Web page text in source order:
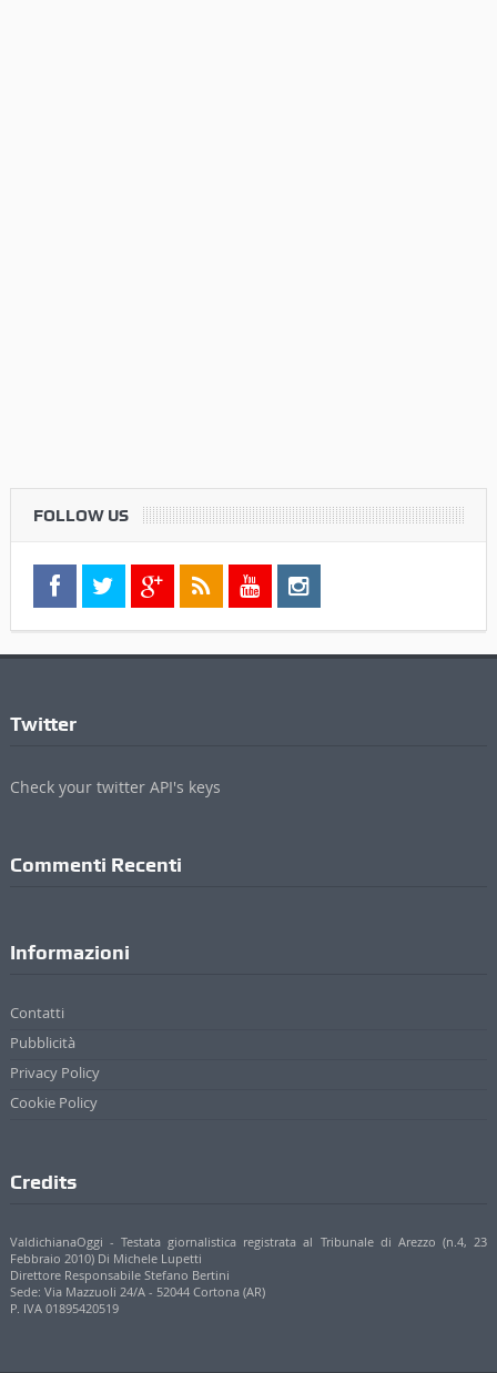
FOLLOW US
Twitter
Check your twitter API's keys
Commenti Recenti
Informazioni
Contatti
Pubblicità
Privacy Policy
Cookie Policy
Credits
ValdichianaOggi - Testata giornalistica registrata al Tribunale di Arezzo (n.4, 23
Febbraio 2010) Di Michele Lupetti
Direttore Responsabile Stefano Bertini
Sede: Via Mazzuoli 24/A - 52044 Cortona (AR)
P. IVA 01895420519